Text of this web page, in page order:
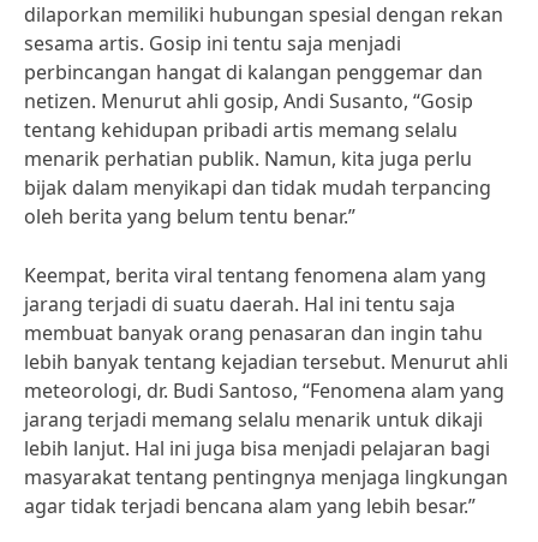
dilaporkan memiliki hubungan spesial dengan rekan
sesama artis. Gosip ini tentu saja menjadi
perbincangan hangat di kalangan penggemar dan
netizen. Menurut ahli gosip, Andi Susanto, “Gosip
tentang kehidupan pribadi artis memang selalu
menarik perhatian publik. Namun, kita juga perlu
bijak dalam menyikapi dan tidak mudah terpancing
oleh berita yang belum tentu benar.”
Keempat, berita viral tentang fenomena alam yang
jarang terjadi di suatu daerah. Hal ini tentu saja
membuat banyak orang penasaran dan ingin tahu
lebih banyak tentang kejadian tersebut. Menurut ahli
meteorologi, dr. Budi Santoso, “Fenomena alam yang
jarang terjadi memang selalu menarik untuk dikaji
lebih lanjut. Hal ini juga bisa menjadi pelajaran bagi
masyarakat tentang pentingnya menjaga lingkungan
agar tidak terjadi bencana alam yang lebih besar.”